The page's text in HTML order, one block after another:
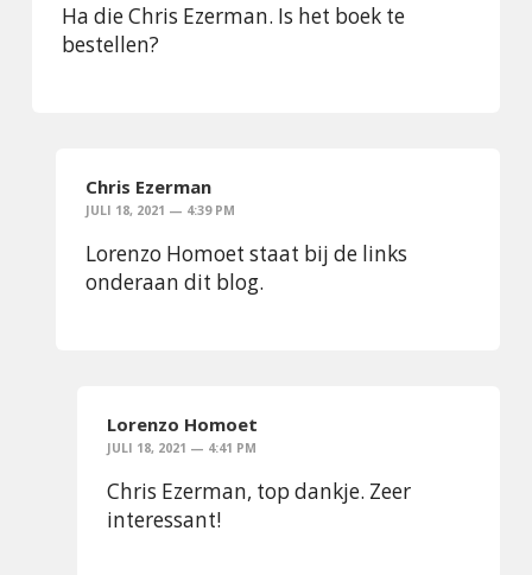
Ha die Chris Ezerman. Is het boek te
bestellen?
Chris Ezerman
JULI 18, 2021 — 4:39 PM
Lorenzo Homoet staat bij de links
onderaan dit blog.
Lorenzo Homoet
JULI 18, 2021 — 4:41 PM
Chris Ezerman, top dankje. Zeer
interessant!